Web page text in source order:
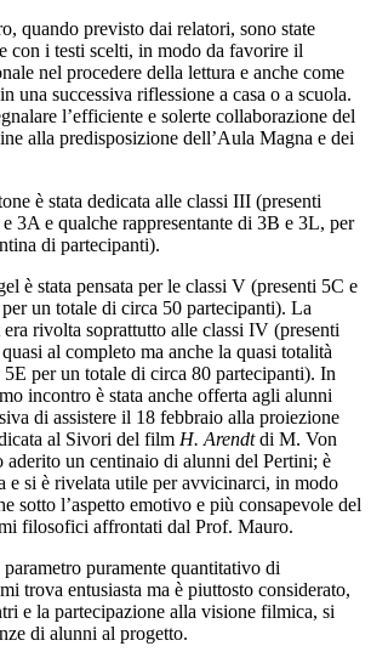
quando previsto dai relatori, sono state
con i testi scelti, in modo da favorire il
nel procedere della lettura e anche come
una successiva riflessione a casa o a scuola.
l’efficiente e solerte collaborazione del
alla predisposizione dell’Aula Magna e dei
è stata dedicata alle classi III (presenti
3A e qualche rappresentante di 3B e 3L, per
di partecipanti).
è stata pensata per le classi V (presenti 5C e
un totale di circa 50 partecipanti). La
rivolta soprattutto alle classi IV (presenti
al completo ma anche la quasi totalità
per un totale di circa 80 partecipanti). In
incontro è stata anche offerta agli alunni
di assistere il 18 febbraio alla proiezione
al Sivori del film H. Arendtdi M. Von
aderito un centinaio di alunni del Pertini; è
e si è rivelata utile per avvicinarci, in modo
sotto l’aspetto emotivo e più consapevole del
filosofici affrontati dal Prof. Mauro.
puramente quantitativo di
trova entusiasta ma è piuttosto considerato,
e la partecipazione alla visione filmica, si
di alunni al progetto.